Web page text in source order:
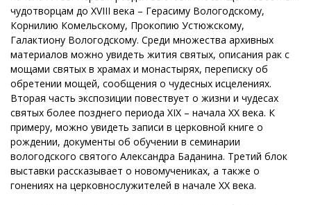
чудотворцам до XVIII века – Герасиму Вологодскому,
Корнилию Комельскому, Прокопию Устюжскому,
Галактиону Вологодскому. Среди множества архивных
материалов можно увидеть жития святых, описания рак с
мощами святых в храмах и монастырях, переписку об
обретении мощей, сообщения о чудесных исцелениях.
Вторая часть экспозиции повествует о жизни и чудесах
святых более позднего периода XIX – начала XX века. К
примеру, можно увидеть записи в церковной книге о
рождении, документы об обучении в семинарии
вологодского святого Александра Баданина. Третий блок
выставки рассказывает о новомучениках, а также о
гонениях на церковнослужителей в начале XX века.